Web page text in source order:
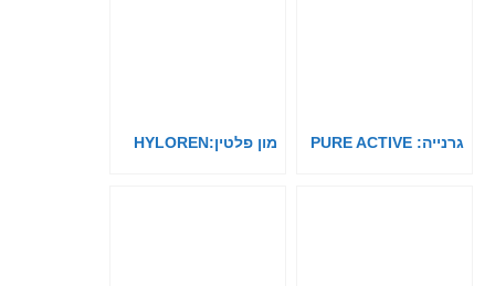
גרנייה: PURE ACTIVE מון פלטין:HYLOREN